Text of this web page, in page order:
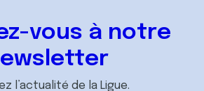
vous à notre
l’actualité de la Ligue.